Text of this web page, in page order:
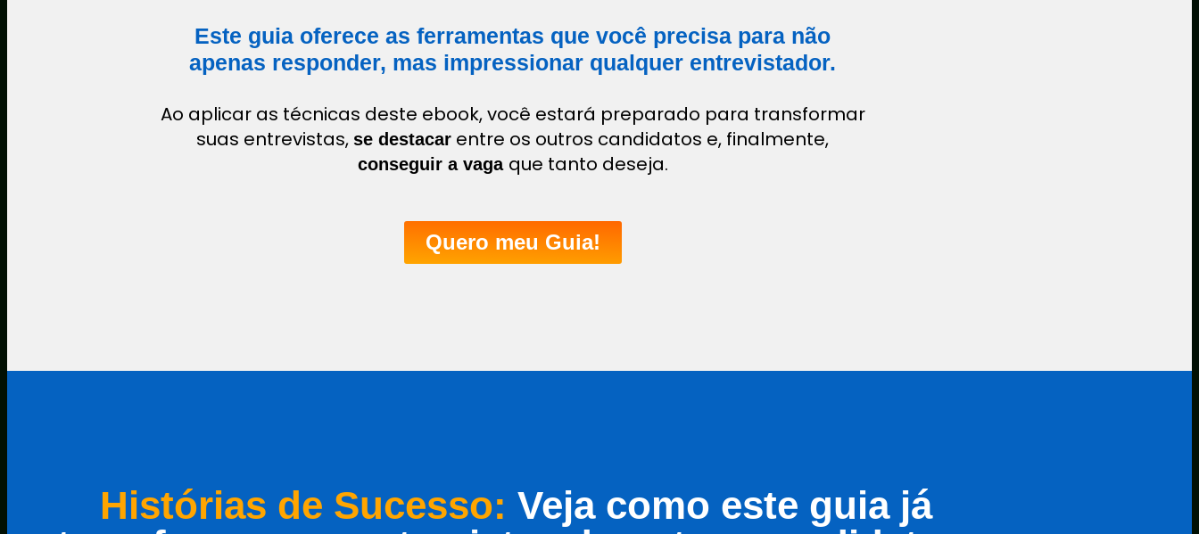
Este guia oferece as ferramentas que você precisa para não
apenas responder, mas impressionar qualquer entrevistador.
Ao aplicar as técnicas deste ebook, você estará preparado para transformar
suas entrevistas, se destacar entre os outros candidatos e, finalmente,
conseguir a vaga que tanto deseja.
Quero meu Guia!
Histórias de Sucesso: Veja como este guia já